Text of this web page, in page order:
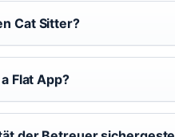
Cat Sitter?
Flat App?